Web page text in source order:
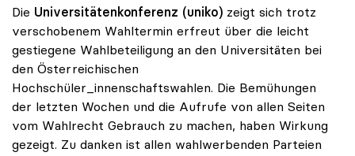
Die Universitätenkonferenz (uniko) zeigt sich trotz
verschobenem Wahltermin erfreut über die leicht
gestiegene Wahlbeteiligung an den Universitäten bei
den Österreichischen
Hochschüler_innenschaftswahlen. Die Bemühungen
der letzten Wochen und die Aufrufe von allen Seiten
vom Wahlrecht Gebrauch zu machen, haben Wirkung
gezeigt. Zu danken ist allen wahlwerbenden Parteien